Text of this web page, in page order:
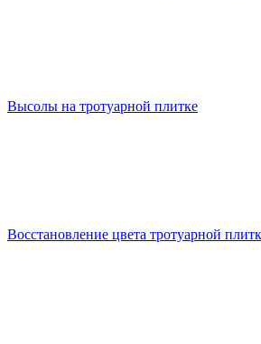
Высолы на тротуарной плитке
Восстановление цвета тротуарной